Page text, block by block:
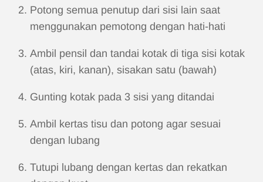
Potong semua penutup dari sisi lain saat
menggunakan pemotong dengan hati-hati
Ambil pensil dan tandai kotak di tiga sisi kotak
(atas, kiri, kanan), sisakan satu (bawah)
Gunting kotak pada 3 sisi yang ditandai
Ambil kertas tisu dan potong agar sesuai
dengan lubang
Tutupi lubang dengan kertas dan rekatkan